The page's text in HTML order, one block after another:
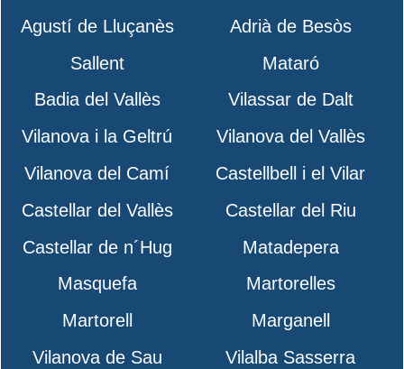
Agustí de Lluçanès
Adrià de Besòs
Sallent
Mataró
Badia del Vallès
Vilassar de Dalt
Vilanova i la Geltrú
Vilanova del Vallès
Vilanova del Camí
Castellbell i el Vilar
Castellar del Vallès
Castellar del Riu
Castellar de n´Hug
Matadepera
Masquefa
Martorelles
Martorell
Marganell
Vilanova de Sau
Vilalba Sasserra